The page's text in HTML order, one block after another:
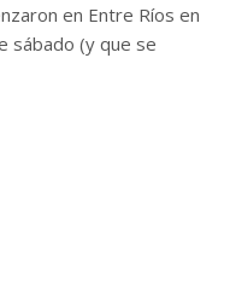
en Entre Ríos en
sábado (y que se